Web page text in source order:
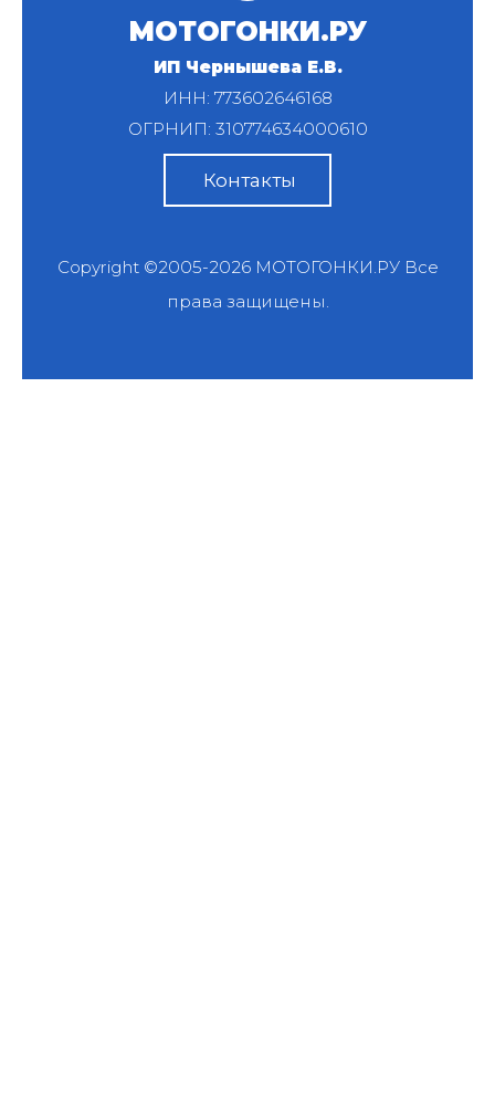
МОТОГОНКИ.РУ
ИП Чернышева Е.В.
ИНН: 773602646168
ОГРНИП: 310774634000610
Контакты
Copyright ©2005-2026 МОТОГОНКИ.РУВсе
права защищены.